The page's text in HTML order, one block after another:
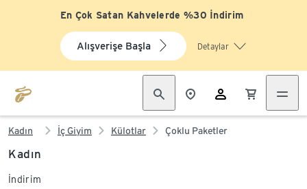
En Çok Satan Kahvelerde %30 İndirim
Alışverişe Başla Detaylar
Kadın İç Giyim Külotlar Çoklu Paketler
Kadın
İndirim